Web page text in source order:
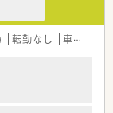
転勤なし 車通勤可